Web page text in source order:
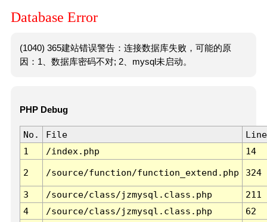
Database Error
(1040) 365建站错误警告：连接数据库失败，可能的原
因：1、数据库密码不对; 2、mysql未启动。
PHP Debug
No. File
Line
1
/index.php 14
2 /source/function/function_extend.php 324
3 /source/class/jzmysql.class.php
211
4
/source/class/jzmysql.class.php
62